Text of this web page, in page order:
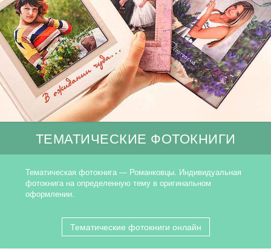
ТЕМАТИЧЕСКИЕ ФОТОКНИГИ
Тематическая фотокнига — Романковцы. Индивидуальная
фотокнига на определенную тему в оригинальном
оформлении.
Тематические фотокниги онлайн